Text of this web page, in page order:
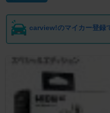
carview!のマイカー登録